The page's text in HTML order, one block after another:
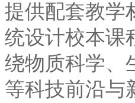
提供配套教学
统设计校本课
绕物质科学、
等科技前沿与